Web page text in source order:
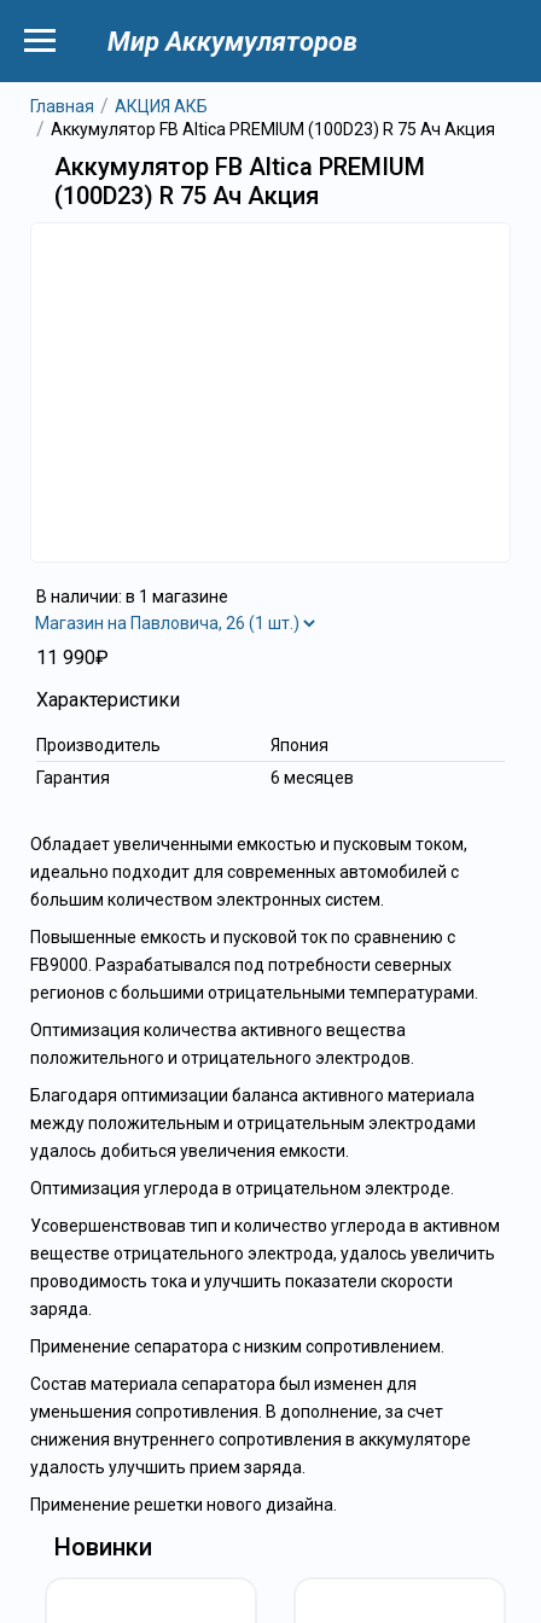
Мир Аккумуляторов
Главная
АКЦИЯ АКБ
Аккумулятор FB Altica PREMIUM (100D23) R 75 Ач Акция
Аккумулятор FB Altica PREMIUM
(100D23) R 75 Ач Акция
В наличии: в 1 магазине
11 990₽
Характеристики
Производитель
Япония
Гарантия
6 месяцев
Обладает увеличенными емкостью и пусковым током,
идеально подходит для современных автомобилей с
большим количеством электронных систем.
Повышенные емкость и пусковой ток по сравнению с
FB9000. Разрабатывался под потребности северных
регионов с большими отрицательными температурами.
Оптимизация количества активного вещества
положительного и отрицательного электродов.
Благодаря оптимизации баланса активного материала
между положительным и отрицательным электродами
удалось добиться увеличения емкости.
Оптимизация углерода в отрицательном электроде.
Усовершенствовав тип и количество углерода в активном
веществе отрицательного электрода, удалось увеличить
проводимость тока и улучшить показатели скорости
заряда.
Применение сепаратора с низким сопротивлением.
Состав материала сепаратора был изменен для
уменьшения сопротивления. В дополнение, за счет
снижения внутреннего сопротивления в аккумуляторе
удалость улучшить прием заряда.
Применение решетки нового дизайна.
Новинки